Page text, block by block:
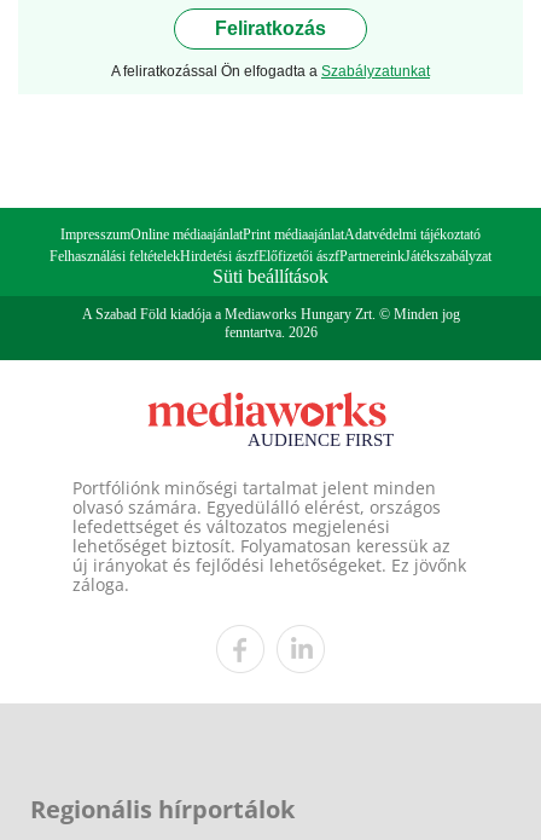
Feliratkozás
A feliratkozással Ön elfogadta a Szabályzatunkat
ImpresszumOnline médiaajánlatPrint médiaajánlatAdatvédelmi tájékoztató
Felhasználási feltételekHirdetési ászfElőfizetői ászfPartnereinkJátékszabályzat
Süti beállítások
A Szabad Föld kiadója a Mediaworks Hungary Zrt. © Minden jog
fenntartva. 2026
Portfóliónk minőségi tartalmat jelent minden
olvasó számára. Egyedülálló elérést, országos
lefedettséget és változatos megjelenési
lehetőséget biztosít. Folyamatosan keressük az
új irányokat és fejlődési lehetőségeket. Ez jövőnk
záloga.
Regionális hírportálok